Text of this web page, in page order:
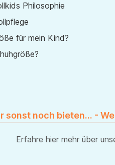
Philosophie
für mein Kind?
sonst noch bieten... -
Erfahre hier mehr über